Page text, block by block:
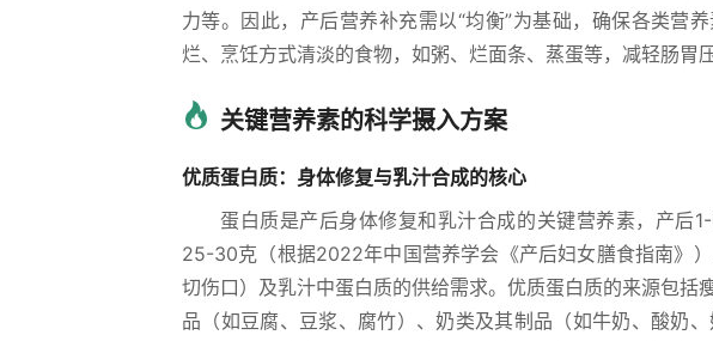
力等。因此，产后营养补充需以“均衡”为基础，确保各类营
烂、烹饪方式清淡的食物，如粥、烂面条、蒸蛋等，减轻肠胃压
关键营养素的科学摄入方案
优质蛋白质：身体修复与乳汁合成的核心
蛋白质是产后身体修复和乳汁合成的关键营养素，产后
25-30克（根据2022年中国营养学会《产后妇女膳食指南》
切伤口）及乳汁中蛋白质的供给需求。优质蛋白质的来源包括
品（如豆腐、豆浆、腐竹）、奶类及其制品（如牛奶、酸奶